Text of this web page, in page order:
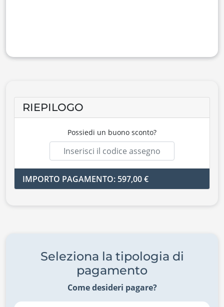
RIEPILOGO
Possiedi un buono sconto?
IMPORTO PAGAMENTO: 597,00 €
Seleziona la tipologia di
pagamento
Come desideri pagare?